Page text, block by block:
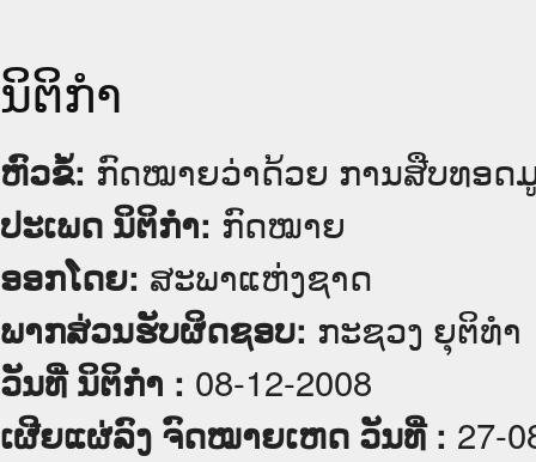
ນິຕິກໍາ
ຫົວຂໍ້: ກົດໝາຍວ່າດ້ວຍ ການສືບທອດ
ປະເພດ ນິຕິກໍາ: ກົດໝາຍ
ອອກໂດຍ: ສະພາແຫ່ງຊາດ
ພາກສ່ວນຮັບຜິດຊອບ: ກະຊວງ ຍຸຕິທໍາ
ວັນທີ່ ນິຕິກໍາ : 08-12-2008
ເຜີຍແຜ່ລົງ ຈົດໝາຍເຫດ ວັນທີ່ : 27-